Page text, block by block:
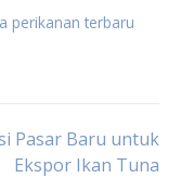
perikanan terbaru
Pasar Baru untuk
Ekspor Ikan Tuna